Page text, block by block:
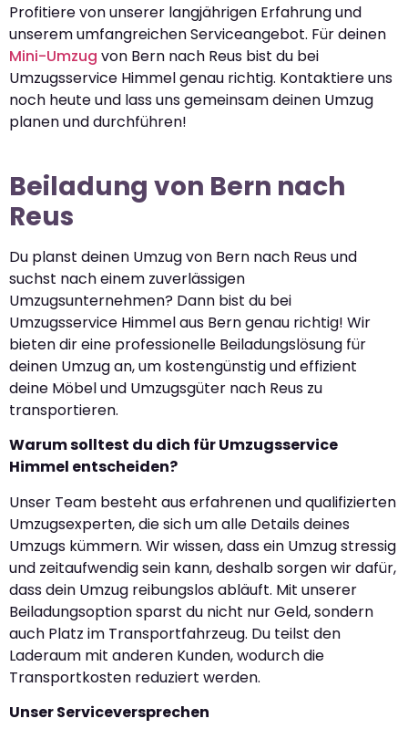
Profitiere von unserer langjährigen Erfahrung und
unserem umfangreichen Serviceangebot. Für deinen
Mini-Umzug von Bern nach Reus bist du bei
Umzugsservice Himmel genau richtig. Kontaktiere uns
noch heute und lass uns gemeinsam deinen Umzug
planen und durchführen!
Beiladung von Bern nach
Reus
Du planst deinen Umzug von Bern nach Reus und
suchst nach einem zuverlässigen
Umzugsunternehmen? Dann bist du bei
Umzugsservice Himmel aus Bern genau richtig! Wir
bieten dir eine professionelle Beiladungslösung für
deinen Umzug an, um kostengünstig und effizient
deine Möbel und Umzugsgüter nach Reus zu
transportieren.
Warum solltest du dich für Umzugsservice
Himmel entscheiden?
Unser Team besteht aus erfahrenen und qualifizierten
Umzugsexperten, die sich um alle Details deines
Umzugs kümmern. Wir wissen, dass ein Umzug stressig
und zeitaufwendig sein kann, deshalb sorgen wir dafür,
dass dein Umzug reibungslos abläuft. Mit unserer
Beiladungsoption sparst du nicht nur Geld, sondern
auch Platz im Transportfahrzeug. Du teilst den
Laderaum mit anderen Kunden, wodurch die
Transportkosten reduziert werden.
Unser Serviceversprechen